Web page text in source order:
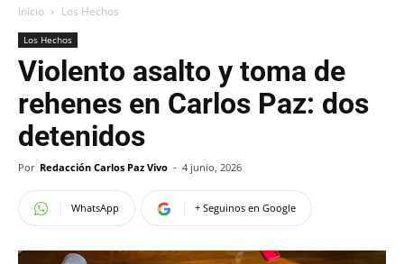
Inicio Los Hechos
Los Hechos
Violento asalto y toma de
rehenes en Carlos Paz: dos
detenidos
Por Redacción Carlos Paz Vivo - 4 junio, 2026
WhatsApp + Seguinos en Google